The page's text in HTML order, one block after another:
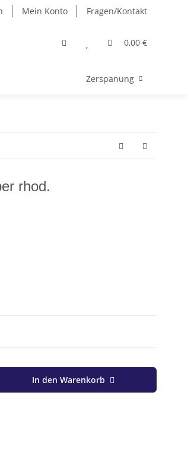
Mein Konto Fragen/Kontakt
0,00 €
Zerspanung
rhod.
In den Warenkorb